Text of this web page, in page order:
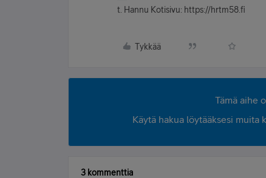
t. Hannu Kotisivu: https://hrtm58.fi
Tykkää
Tämä aihe
Käytä hakua löytääksesi muita
3 kommenttia